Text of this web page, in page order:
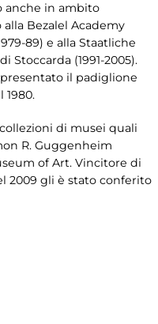
anche in ambito
Bezalel Academy
89) e alla Staatliche
(1991-2005).
il padiglione
1980.
di musei quali
R. Guggenheim
of Art. Vincitore di
2009 gli è stato conferito